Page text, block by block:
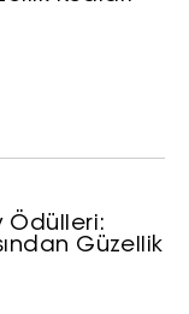
Ödülleri:
Güzellik